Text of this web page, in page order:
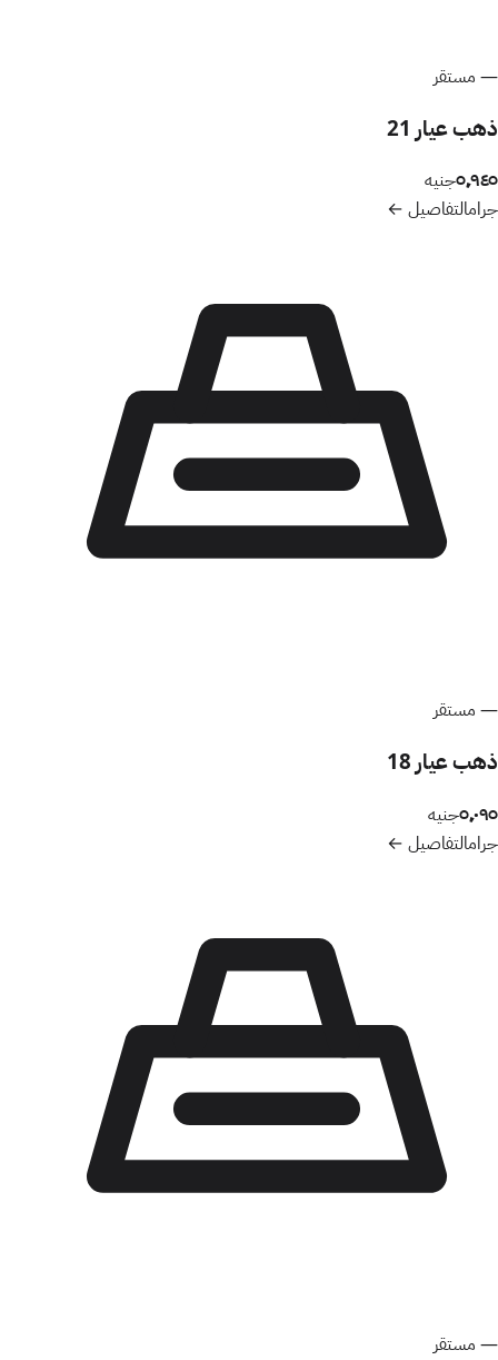
— مستقر
ذهب عيار 21
٥٬٩٤٥جنيه
جرامالتفاصيل ←
— مستقر
ذهب عيار 18
٥٬٠٩٥جنيه
جرامالتفاصيل ←
— مستقر